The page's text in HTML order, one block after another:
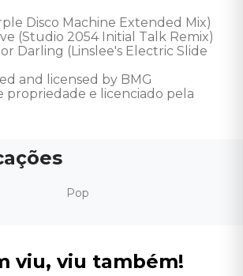
Disco Machine Extended Mix)
(Studio 2054 Initial Talk Remix)
Darling (Linslee's Electric Slide
and licensed by BMG
propriedade e licenciado pela
Pop
viu, viu também!